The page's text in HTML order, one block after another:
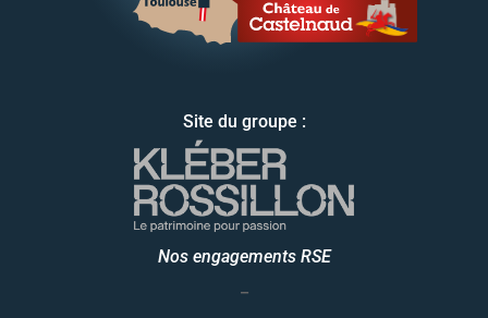
Site du groupe :
Nos engagements RSE